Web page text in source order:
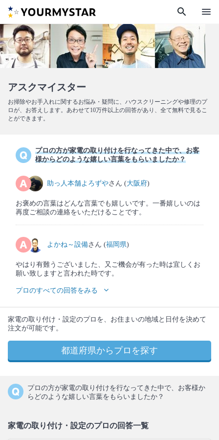
search menu
アスクマイスター
お掃除やお手入れに関するお悩み・疑問に、ハウスクリーニングや修理のプ
ロが、お答えします。あわせて10万件以上の回答があり、全て無料で見るこ
とができます。
プロの方が家電の取り付けを行なってきた中で、お客
様からどのような嬉しい言葉をもらいましたか？
助っ人本舗よろずやさん (大阪府)
お褒めの言葉はどんな言葉でも嬉しいです。一番嬉しいのは
再度ご相談の連絡をいただけることです。
よかね～設備さん (福岡県)
やはり有難うございました、又ご機会が有った時は宜しくお
願い致しますと言われた時です。
プロのすべての回答をみる
家電の取り付け・設定のプロを、お住まいの地域と日付を決めて
注文が可能です。
都道府県からプロを探す
プロの方が家電の取り付けを行なってきた中で、お客様か
らどのような嬉しい言葉をもらいましたか？
家電の取り付け・設定のプロの回答一覧